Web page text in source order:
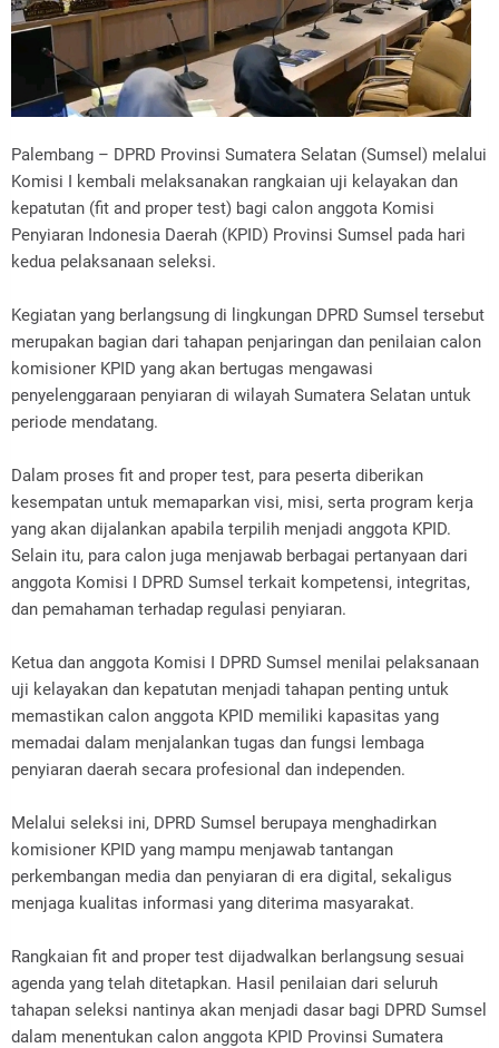
Palembang – DPRD Provinsi Sumatera Selatan (Sumsel) melalui
Komisi I kembali melaksanakan rangkaian uji kelayakan dan
kepatutan (fit and proper test) bagi calon anggota Komisi
Penyiaran Indonesia Daerah (KPID) Provinsi Sumsel pada hari
kedua pelaksanaan seleksi.
Kegiatan yang berlangsung di lingkungan DPRD Sumsel tersebut
merupakan bagian dari tahapan penjaringan dan penilaian calon
komisioner KPID yang akan bertugas mengawasi
penyelenggaraan penyiaran di wilayah Sumatera Selatan untuk
periode mendatang.
Dalam proses fit and proper test, para peserta diberikan
kesempatan untuk memaparkan visi, misi, serta program kerja
yang akan dijalankan apabila terpilih menjadi anggota KPID.
Selain itu, para calon juga menjawab berbagai pertanyaan dari
anggota Komisi I DPRD Sumsel terkait kompetensi, integritas,
dan pemahaman terhadap regulasi penyiaran.
Ketua dan anggota Komisi I DPRD Sumsel menilai pelaksanaan
uji kelayakan dan kepatutan menjadi tahapan penting untuk
memastikan calon anggota KPID memiliki kapasitas yang
memadai dalam menjalankan tugas dan fungsi lembaga
penyiaran daerah secara profesional dan independen.
Melalui seleksi ini, DPRD Sumsel berupaya menghadirkan
komisioner KPID yang mampu menjawab tantangan
perkembangan media dan penyiaran di era digital, sekaligus
menjaga kualitas informasi yang diterima masyarakat.
Rangkaian fit and proper test dijadwalkan berlangsung sesuai
agenda yang telah ditetapkan. Hasil penilaian dari seluruh
tahapan seleksi nantinya akan menjadi dasar bagi DPRD Sumsel
dalam menentukan calon anggota KPID Provinsi Sumatera